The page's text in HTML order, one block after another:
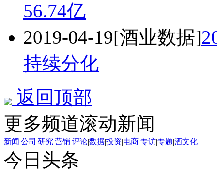
56.74亿
2019-04-19[酒业数据]
持续分化
返回顶部
更多频道滚动新闻
新闻|公司 |研究|营销 评论|数据|投资|电商 专访|专题|酒文化
今日头条